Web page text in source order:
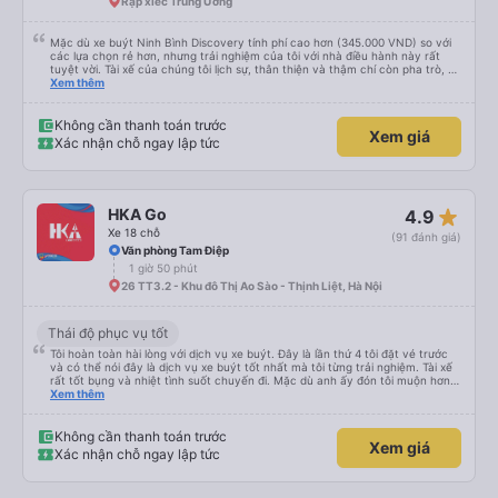
Mặc dù xe buýt Ninh Bình Discovery tính phí cao hơn (345.000 VND) so với
các lựa chọn rẻ hơn, nhưng trải nghiệm của tôi với nhà điều hành này rất
tuyệt vời. Tài xế của chúng tôi lịch sự, thân thiện và thậm chí còn pha trò, và
rõ ràng là anh ấy lái xe an toàn hơn so với những chiếc xe buýt limousine
không hề hối tiếc khi đặt xe với nhà điều hành này và sẽ lại sử dụng dịch vụ
của họ.
Xem thêm
Không cần thanh toán trước
Xác nhận chỗ ngay lập tức
Xem giá
HKA Go
Xe 18 chỗ
4.9 star_rate
(91 đánh giá)
Văn phòng Tam Điệp
1 giờ 50 phút
26 TT3.2 - Khu đô Thị Ao Sào - Thịnh Liệt, Hà Nội
Thái độ phục vụ tốt
Tôi hoàn toàn hài lòng với dịch vụ xe buýt. Đây là lần thứ 4 tôi đặt vé trước
và có thể nói đây là dịch vụ xe buýt tốt nhất mà tôi từng trải nghiệm. Tài xế
rất tốt bụng và nhiệt tình suốt chuyến đi. Mặc dù anh ấy đón tôi muộn hơn
giờ hẹn một chút, nhưng anh ấy đã ngay lập tức xin lỗi vì tình trạng tắc
thông ở Hà Nội và Ninh Bình. Cảm ơn xe buýt!
Xem thêm
Không cần thanh toán trước
Xác nhận chỗ ngay lập tức
Xem giá